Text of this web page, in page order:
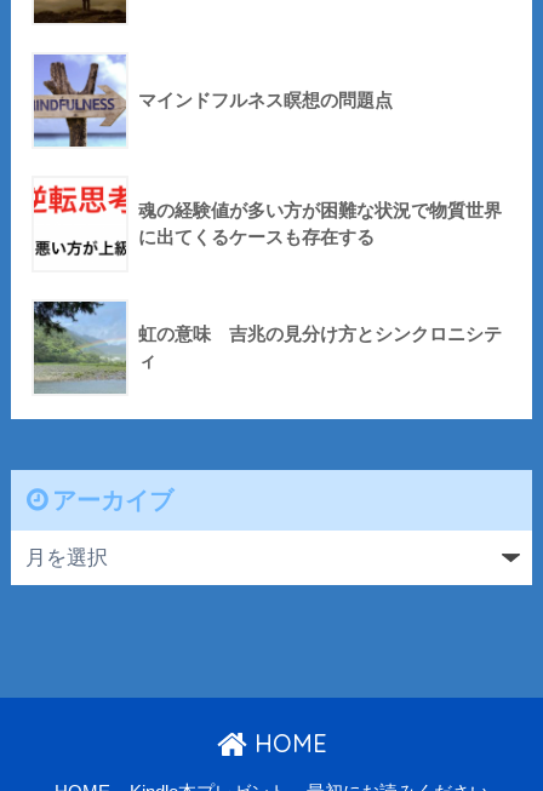
マインドフルネス瞑想の問題点
魂の経験値が多い方が困難な状況で物質世界
に出てくるケースも存在する
虹の意味 吉兆の見分け方とシンクロニシテ
ィ
アーカイブ
HOME